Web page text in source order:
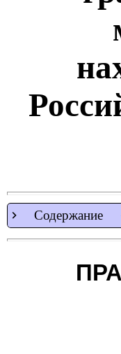
Содержание